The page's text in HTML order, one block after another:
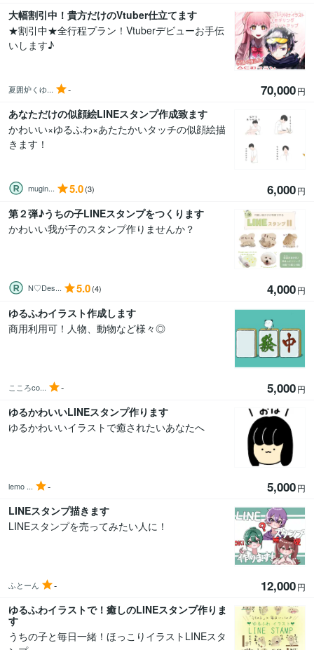
大幅割引中！貴方だけのVtuber仕立てます
★割引中★全行程プラン！Vtuberデビューお手伝
いします♪
夏囲炉くゆ... - 70,000円
あなただけの似顔絵LINEスタンプ作成致ます
かわいい×ゆるふわ×あたたかいタッチの似顔絵描
きます！
mugin... 5.0(3) 6,000円
第２弾♪うちの子LINEスタンプをつくります
かわいい我が子のスタンプ作りませんか？
N♡Des... 5.0(4) 4,000円
ゆるふわイラスト作成します
商用利用可！人物、動物など様々◎
こころco... - 5,000円
ゆるかわいいLINEスタンプ作ります
ゆるかわいいイラストで癒されたいあなたへ
lemo ... - 5,000円
LINEスタンプ描きます
LINEスタンプを売ってみたい人に！
ふとーん - 12,000円
ゆるふわイラストで！癒しのLINEスタンプ作りま
す
うちの子と毎日一緒！ほっこりイラストLINEスタ